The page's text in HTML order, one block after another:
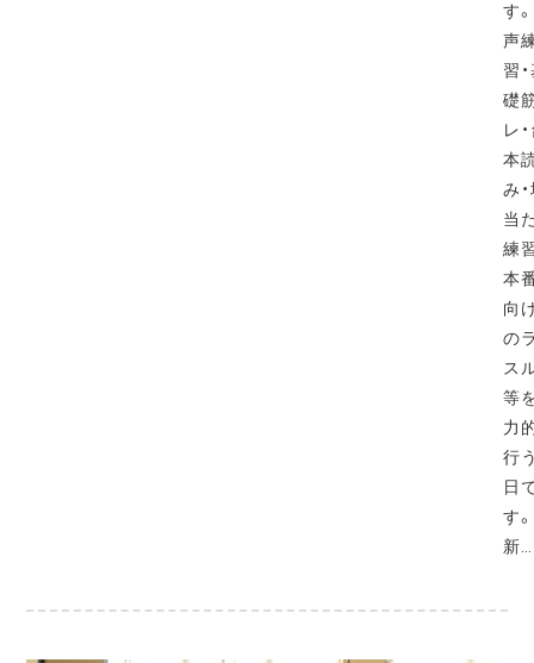
す
声
習
礎
レ
本
み
当
練
本
向
の
ス
等
力
行
日
す
新…